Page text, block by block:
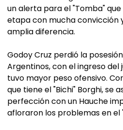
un alerta para el "Tomba"
etapa con mucha convicción
amplia diferencia.
Godoy Cruz perdió la
Argentinos, con el ingreso del
tuvo mayor peso ofensivo.
que tiene el "Bichi" Borghi, se
perfección con un Hauche
afloraron los problemas en el